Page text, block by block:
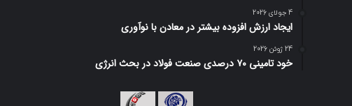
4 جولای 2026
ایجاد ارزش افزوده بیشتر در معادن با نوآوری
24 ژوئن 2026
خود تامینی ۷۰ درصدی صنعت فولاد در بحث انرژی